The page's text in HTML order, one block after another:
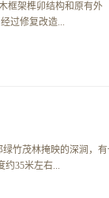
框架榫卯结构和原有外
过修复改造...
竹茂林掩映的深涧，
约35米左右...